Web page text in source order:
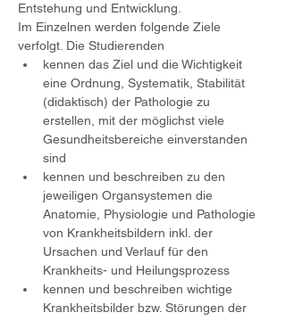
Entstehung und Entwicklung.
Im Einzelnen werden folgende Ziele
verfolgt. Die Studierenden
kennen das Ziel und die Wichtigkeit
eine Ordnung, Systematik, Stabilität
(didaktisch) der Pathologie zu
erstellen, mit der möglichst viele
Gesundheitsbereiche einverstanden
sind
kennen und beschreiben zu den
jeweiligen Organsystemen die
Anatomie, Physiologie und Pathologie
von Krankheitsbildern inkl. der
Ursachen und Verlauf für den
Krankheits- und Heilungsprozess
kennen und beschreiben wichtige
Krankheitsbilder bzw. Störungen der